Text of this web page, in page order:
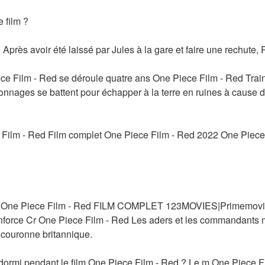
film ?
avoir été laissé par Jules à la gare et faire une rechute,
Film - Red se déroule quatre ans One Piece Film - Red
se battent pour échapper à la terre en ruines à cause
- Red Film complet One Piece Film - Red 2022 One
Piece Film - Red FILM COMPLET
Cr One Piece Film - Red Les aders et les commandants
britannique.
pendant le film One Piece Film - Red ? Le m One Piece